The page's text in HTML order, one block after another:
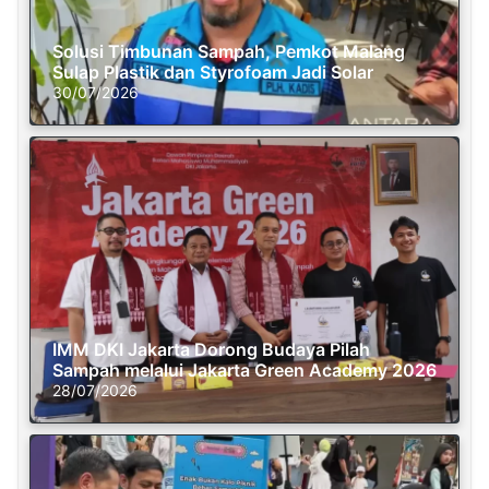
Solusi Timbunan Sampah, Pemkot Malang
Sulap Plastik dan Styrofoam Jadi Solar
30/07/2026
IMM DKI Jakarta Dorong Budaya Pilah
Sampah melalui Jakarta Green Academy 2026
28/07/2026